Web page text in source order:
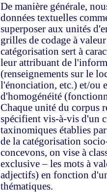
De manière générale,
données textuelles
superposer aux unités
grilles de codage à
catégorisation sert à
leur attribuant de
(renseignements sur le
l'énonciation, etc.) et/ou
d'homogénéité
Chaque unité du corpus
spécifient vis-à-vis d'un
taxinomiques établies
de la catégorisation
concevons, on vise à
exclusive – les mots à
adjectifs) en fonction
thématiques.